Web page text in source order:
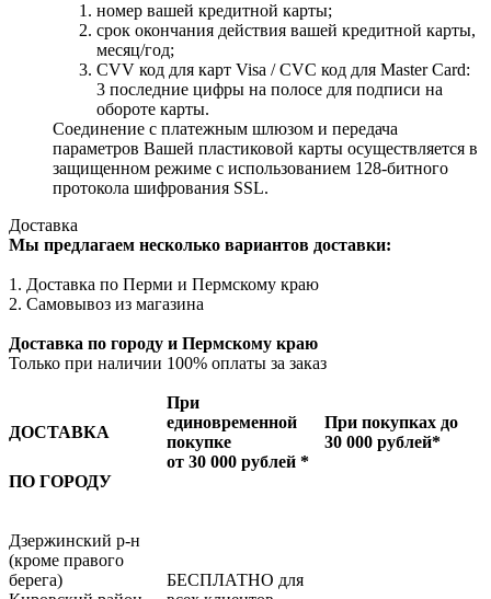
номер вашей кредитной карты;
cрок окончания действия вашей кредитной карты,
месяц/год;
CVV код для карт Visa / CVC код для Master Card:
3 последние цифры на полосе для подписи на
обороте карты.
Соединение с платежным шлюзом и передача
параметров Вашей пластиковой карты осуществляется в
защищенном режиме с использованием 128-битного
протокола шифрования SSL.
Доставка
Мы предлагаем несколько вариантов доставки:
1. Доставка по Перми и Пермскому краю
2. Самовывоз из магазина
Доставка по городу и Пермскому краю
Только при наличии 100% оплаты за заказ
ДОСТАВКА
При
единовременной
покупке
от 30 000 рублей *
При покупках до
30 000 рублей*
ПО ГОРОДУ
Дзержинский р-н
(кроме правого
берега)
БЕСПЛАТНО для